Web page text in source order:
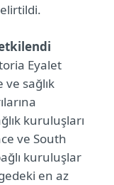
Eyalet
sağlık
kuruluşları
ve South
kuruluşlar
en az